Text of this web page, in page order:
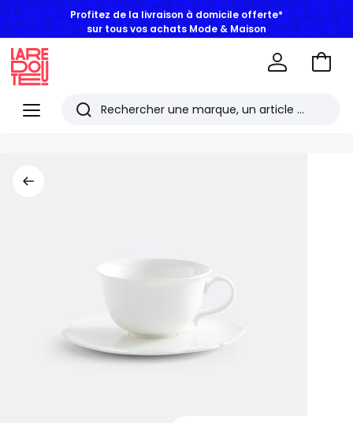
Profitez de la livraison à domicile offerte*
sur tous vos achats Mode & Maison
Menu
Redoute
Rechercher
Aller